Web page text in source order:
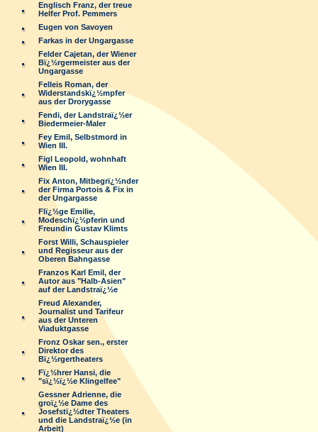
Englisch Franz, der treue
Helfer Prof. Pemmers
Eugen von Savoyen
Farkas in der Ungargasse
Felder Cajetan, der Wiener
Bï¿½rgermeister aus der
Ungargasse
Felleis Roman, der
Widerstandskï¿½mpfer
aus der Drorygasse
Fendi, der Landstraï¿½er
Biedermeier-Maler
Fey Emil, Selbstmord in
Wien III.
Figl Leopold, wohnhaft
Wien III.
Fix Anton, Mitbegrï¿½nder
der Firma Portois & Fix in
der Ungargasse
Flï¿½ge Emilie,
Modeschï¿½pferin und
Freundin Gustav Klimts
Forst Willi, Schauspieler
und Regisseur aus der
Oberen Bahngasse
Franzos Karl Emil, der
Autor aus "Halb-Asien"
auf der Landstraï¿½e
Freud Alexander,
Journalist und Tarifeur
aus der Unteren
Viaduktgasse
Fronz Oskar sen., erster
Direktor des
Bï¿½rgertheaters
Fï¿½hrer Hansi, die
"sï¿½ï¿½e Klingelfee"
Gessner Adrienne, die
groï¿½e Dame des
Josefstï¿½dter Theaters
und die Landstraï¿½e (in
Arbeit)